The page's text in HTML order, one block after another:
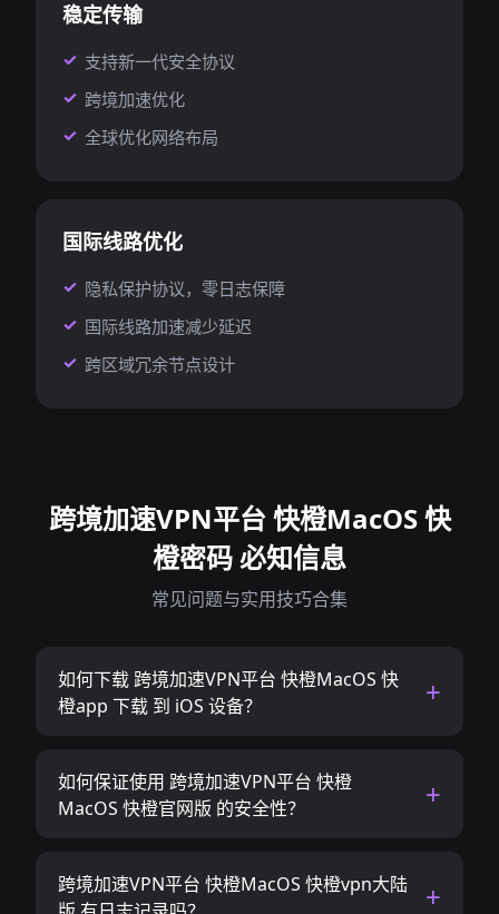
稳定传输
支持新一代安全协议
跨境加速优化
全球优化网络布局
国际线路优化
隐私保护协议，零日志保障
国际线路加速减少延迟
跨区域冗余节点设计
跨境加速VPN平台 快橙MacOS 快
橙密码 必知信息
常见问题与实用技巧合集
如何下载 跨境加速VPN平台 快橙MacOS 快
橙app 下载 到 iOS 设备？
如何保证使用 跨境加速VPN平台 快橙
MacOS 快橙官网版 的安全性？
跨境加速VPN平台 快橙MacOS 快橙vpn大陆